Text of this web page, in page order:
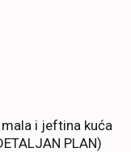
mala i jeftina kuća
PLAN)